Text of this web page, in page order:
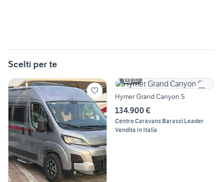
Scelti per te
10
Hymer Grand Canyon S
134.900 €
Centro Caravans Barassi Leader
Vendita In Italia